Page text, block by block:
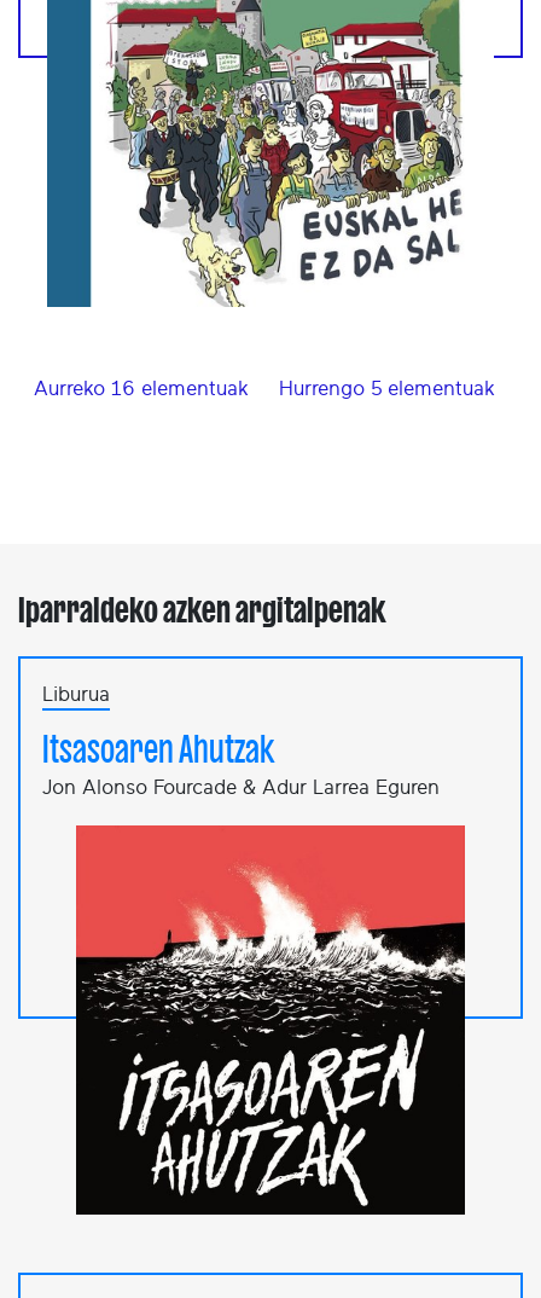
Aurreko 16 elementuak Hurrengo 5 elementuak
Iparraldeko azken argitalpenak
Liburua
Itsasoaren Ahutzak
Jon Alonso Fourcade & Adur Larrea Eguren